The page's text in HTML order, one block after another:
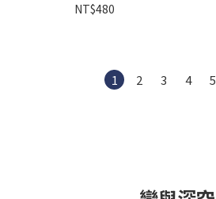
NT$480
1 2 3 4 5